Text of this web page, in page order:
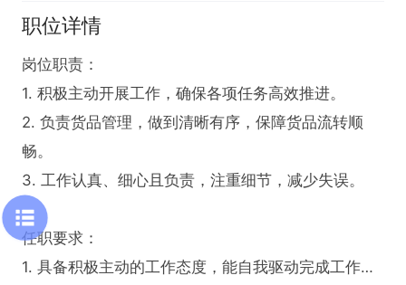
职位详情
岗位职责：
1. 积极主动开展工作，确保各项任务高效推进。
2. 负责货品管理，做到清晰有序，保障货品流转顺
畅。
3. 工作认真、细心且负责，注重细节，减少失误。
任职要求：
1. 具备积极主动的工作态度，能自我驱动完成工作。